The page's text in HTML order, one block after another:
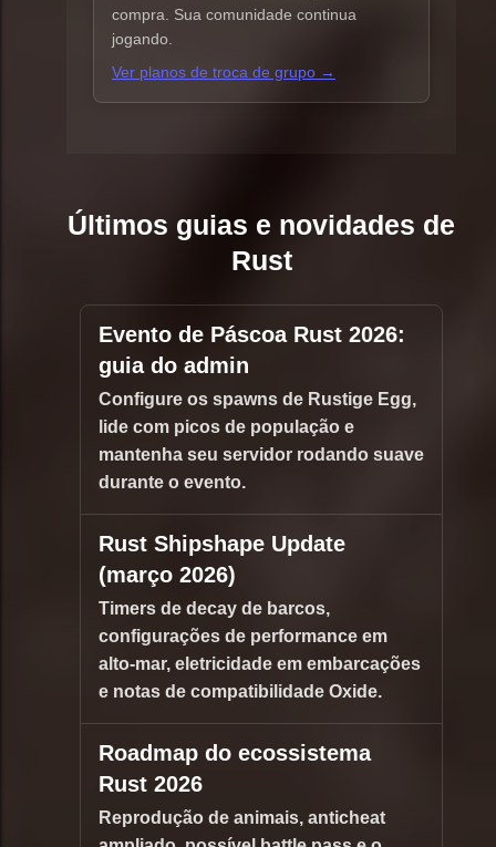
compra. Sua comunidade continua
jogando.
Ver planos de troca de grupo →
Últimos guias e novidades de
Rust
Evento de Páscoa Rust 2026:
guia do admin
Configure os spawns de Rustige Egg,
lide com picos de população e
mantenha seu servidor rodando suave
durante o evento.
Rust Shipshape Update
(março 2026)
Timers de decay de barcos,
configurações de performance em
alto-mar, eletricidade em embarcações
e notas de compatibilidade Oxide.
Roadmap do ecossistema
Rust 2026
Reprodução de animais, anticheat